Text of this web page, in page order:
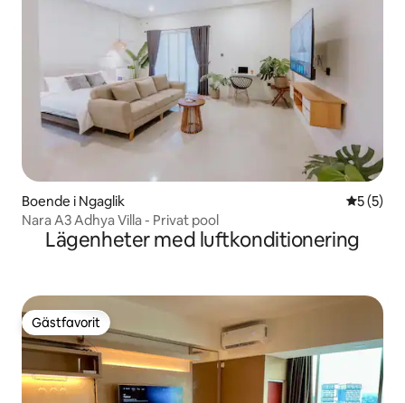
Boende i Ngaglik 5 av 5 i
5 (5)
Nara A3 Adhya Villa - Privat pool
Lägenheter med luftkonditionering
Gästfavorit
Gästfavorit